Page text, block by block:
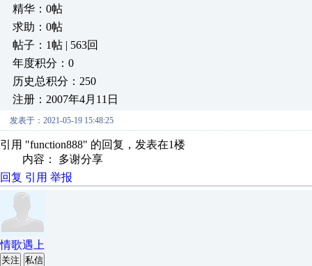
精华：0帖
求助：0帖
帖子：1帖 | 563回
年度积分：0
历史总积分：250
注册：2007年4月11日
发表于：2021-05-19 15:48:25
引用 "function888" 的回复，发表在1楼
内容： 多谢分享
回复 引用 举报
情歌遇上
关注 私信